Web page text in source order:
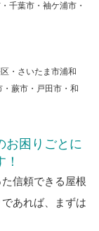
千葉市・袖ケ浦市・
・さいたま市浦和
蕨市・戸田市・和
お困りごとに
信頼できる屋根
あれば、まずは